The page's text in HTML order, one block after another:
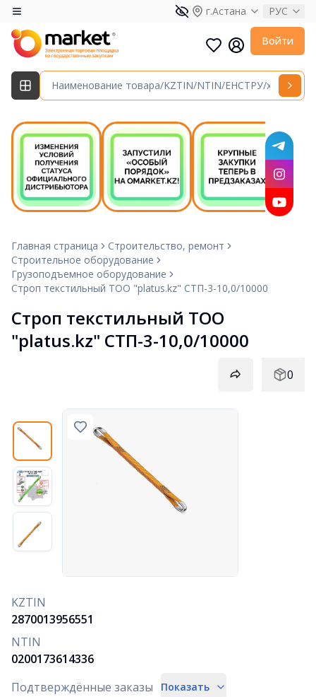
г.Астана РУС
Войти
Главная страница
Строительство, ремонт
Строительное оборудование
Грузоподъемное оборудование
Строп текстильный ТОО "platus.kz" СТП-3-10,0/10000
Строп текстильный ТОО
"platus.kz" СТП-3-10,0/10000
0
KZTIN
2870013956551
NTIN
0200173614336
Подтверждённые заказы
Показать